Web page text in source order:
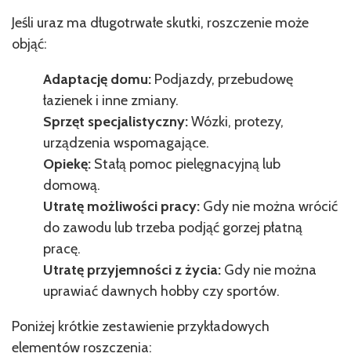
Jeśli uraz ma długotrwałe skutki, roszczenie może
objąć:
Adaptację domu: Podjazdy, przebudowę
łazienek i inne zmiany.
Sprzęt specjalistyczny:Wózki, protezy,
urządzenia wspomagające.
Opiekę: Stałą pomoc pielęgnacyjną lub
domową.
Utratę możliwości pracy: Gdy nie można wrócić
do zawodu lub trzeba podjąć gorzej płatną
pracę.
Utratę przyjemności z życia: Gdy nie można
uprawiać dawnych hobby czy sportów.
Poniżej krótkie zestawienie przykładowych
elementów roszczenia: